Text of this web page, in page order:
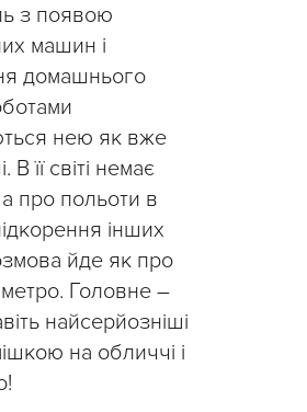
з появою
машин і
домашнього
нею як вже
В її світі немає
про польоти в
інших
йде як про
метро. Головне –
найсерйозніші
на обличчі і